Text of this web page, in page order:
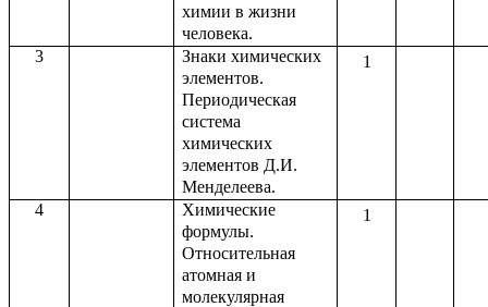
химии в жизни
человека.
3
Знаки химических
элементов.
Периодическая
система
химических
элементов Д.И.
Менделеева.
1
4
Химические
формулы.
Относительная
атомная и
молекулярная
1